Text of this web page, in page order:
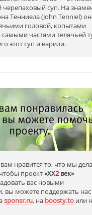
черепаховый суп. На
Тенниела (John Tenniel)
головой, копытами
частями телячьей
этот суп и варили.
нравится то, что мы
проект«XX2век»
вас новыми
вы можете поддержать нас
sponsr.ru, на boosty.to или